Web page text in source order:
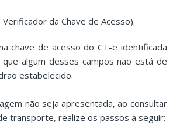
Verificador da Chave de Acesso).
chave de acesso do CT-e identificada
que algum desses campos não está de
estabelecido.
não seja apresentada, ao consultar
transporte, realize os passos a seguir: